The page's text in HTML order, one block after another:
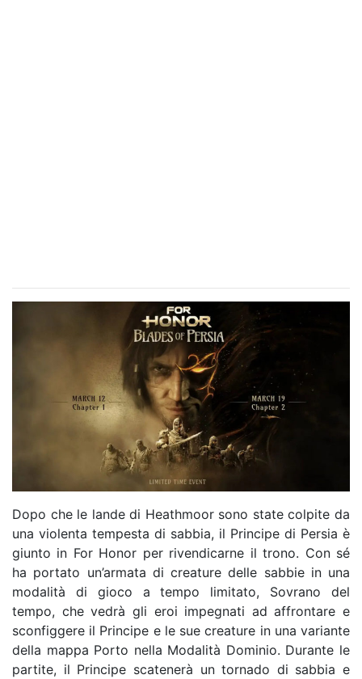
Dopo che le lande di Heathmoor sono state colpite da
una violenta tempesta di sabbia, il Principe di Persia è
giunto in For Honor per rivendicarne il trono. Con sé
ha portato un’armata di creature delle sabbie in una
modalità di gioco a tempo limitato, Sovrano del
tempo, che vedrà gli eroi impegnati ad affrontare e
sconfiggere il Principe e le sue creature in una variante
della mappa Porto nella Modalità Dominio. Durante le
partite, il Principe scatenerà un tornado di sabbia e